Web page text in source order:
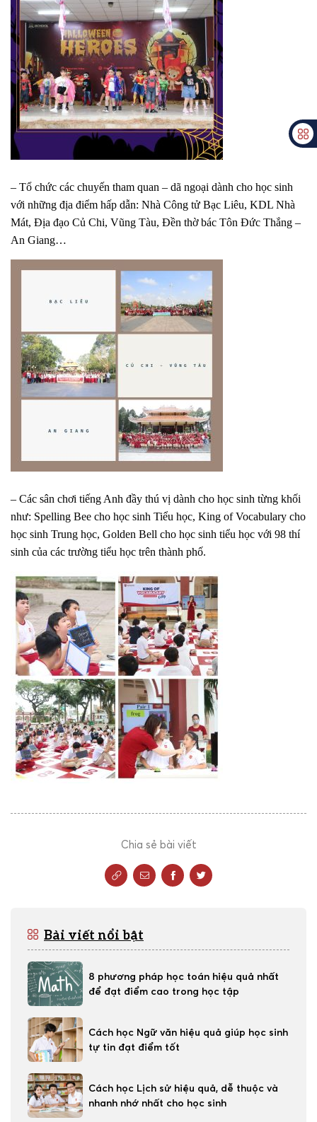
– Tổ chức các chuyến tham quan – dã ngoại dành cho học sinh
với những địa điểm hấp dẫn: Nhà Công tử Bạc Liêu, KDL Nhà
Mát, Địa đạo Củ Chi, Vũng Tàu, Đền thờ bác Tôn Đức Thắng –
An Giang…
– Các sân chơi tiếng Anh đầy thú vị dành cho học sinh từng khối
như: Spelling Bee cho học sinh Tiểu học, King of Vocabulary cho
học sinh Trung học, Golden Bell cho học sinh tiểu học với 98 thí
sinh của các trường tiểu học trên thành phố.
Chia sẻ bài viết
Bài viết nổi bật
8 phương pháp học toán hiệu quả nhất
để đạt điểm cao trong học tập
Cách học Ngữ văn hiệu quả giúp học sinh
tự tin đạt điểm tốt
Cách học Lịch sử hiệu quả, dễ thuộc và
nhanh nhớ nhất cho học sinh